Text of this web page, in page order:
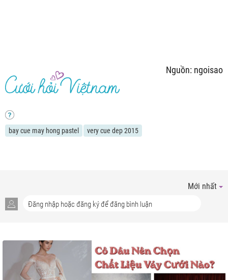
Nguồn: ngoisao
bay cue may hong pastel very cue dep 2015
Mới nhất